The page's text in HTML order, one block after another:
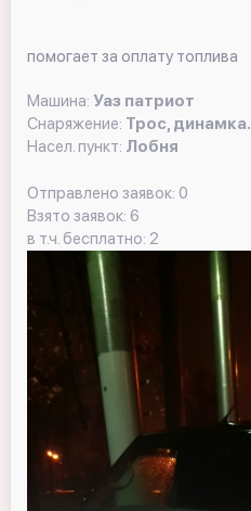
помогает за оплату топлива
Машина: Уаз патриот
Снаряжение: Трос, динамка.
Насел. пункт: Лобня
Отправлено заявок: 0
Взято заявок: 6
в т.ч. бесплатно: 2